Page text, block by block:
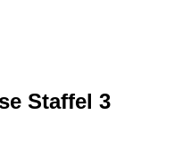
Staffel 3